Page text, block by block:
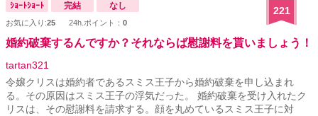
ｼｮｰﾄｼｮｰﾄ 完結 なし
お気に入り:25 24h.ポイント： 0
221
婚約破棄するんですか？それならば慰謝料を貰いましょう！
tartan321
令嬢クリスは婚約者であるスミス王子から婚約破棄を申し込まれ
る。その原因はスミス王子の浮気だった。 婚約破棄を受け入れたク
リスは、その慰謝料を請求する。顔を丸めているスミス王子に対